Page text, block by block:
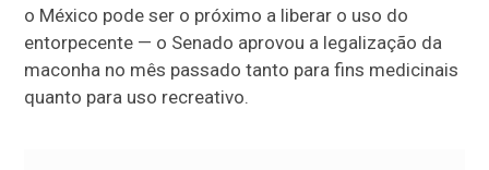
o México pode ser o próximo a liberar o uso do
entorpecente — o Senado aprovou a legalização da
maconha no mês passado tanto para fins medicinais
quanto para uso recreativo.